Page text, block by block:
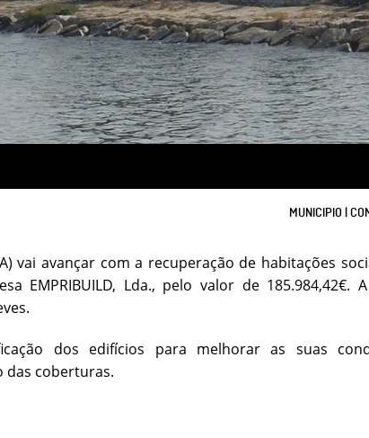
MUNICIPIO |
vai avançar com a recuperação de habitações
EMPRIBUILD, Lda., pelo valor de
dos edifícios para melhorar as suas
das coberturas.